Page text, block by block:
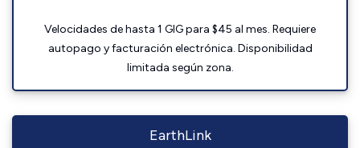
Velocidades de hasta 1 GIG para $45 al mes. Requiere
autopago y facturación electrónica. Disponibilidad
limitada según zona.
EarthLink